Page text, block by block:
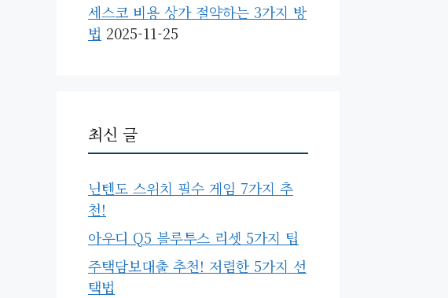
세스코 비용 상가 절약하는 3가지 방
법 2025-11-25
최신 글
닌텐도 스위치 필수 게임 7가지 추
천!
아우디 Q5 블루투스 리셋 5가지 팁
주택담보대출 추천! 저렴한 5가지 선
택법